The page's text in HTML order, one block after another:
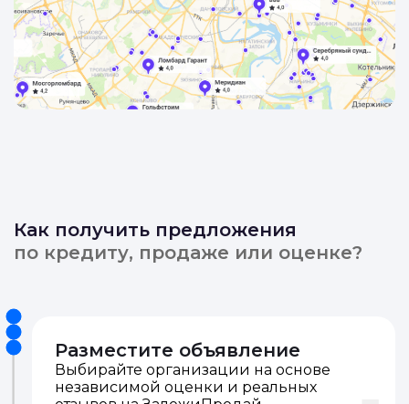
Как получить предложения
по кредиту, продаже или оценке?
Разместите объявление
Выбирайте организации на основе
независимой оценки и реальных